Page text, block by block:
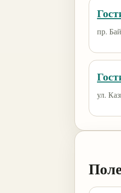
пр.
ул.